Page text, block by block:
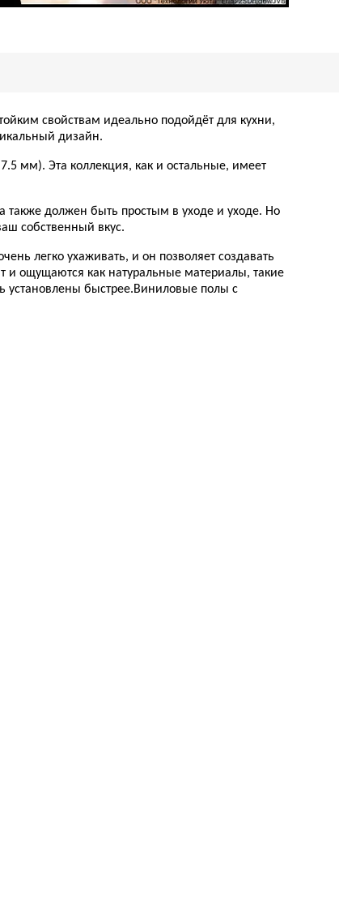
свойствам идеально подойдёт для кухни,
дизайн.
мм). Эта коллекция, как и остальные, имеет
также должен быть простым в уходе и уходе. Но
собственный вкус.
легко ухаживать, и он позволяет создавать
и ощущаются как натуральные материалы, такие
установлены быстрее.Виниловые полы с